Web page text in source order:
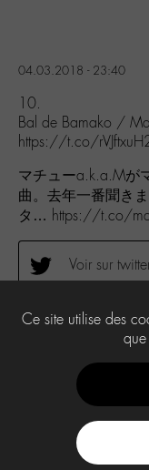
04.03.2018 - 23:40
10.
Bal de Bamako /
https://t.co/
マチューa.k.a.Mが
曲。去年一番聞き
タ… https://t.co/
Voir sur
0
Ce site utilise des